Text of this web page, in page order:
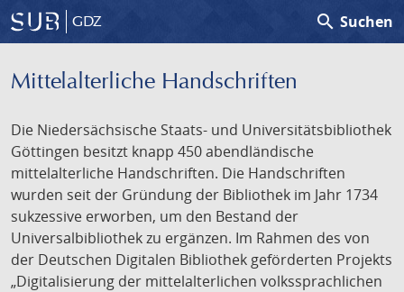
GDZ search Suchen
Mittelalterliche Handschriften
Die Niedersächsische Staats- und Universitätsbibliothek
Göttingen besitzt knapp 450 abendländische
mittelalterliche Handschriften. Die Handschriften
wurden seit der Gründung der Bibliothek im Jahr 1734
sukzessive erworben, um den Bestand der
Universalbibliothek zu ergänzen. Im Rahmen des von
der Deutschen Digitalen Bibliothek geförderten Projekts
„Digitalisierung der mittelalterlichen volkssprachlichen